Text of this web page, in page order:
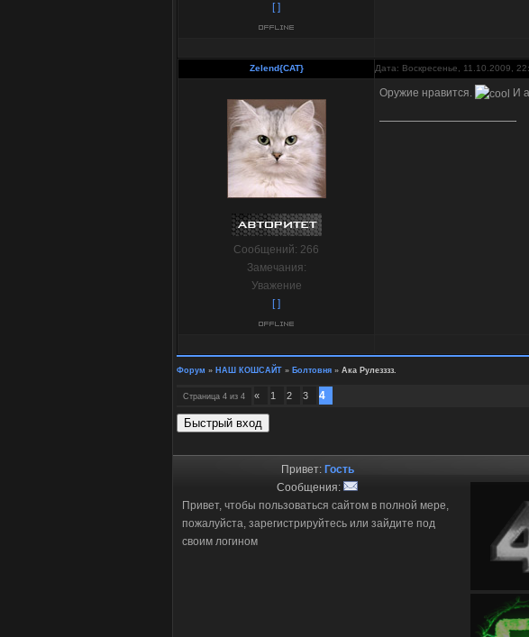
[ ]
Zelend{CAT} Дата: Воскресенье, 11.10.2009,
Сообщений: 266
Замечания:
Уважение
[ ]
Оружие нравится. И
Форум » НАШ КОШСАЙТ » Болтовня » Ака Рулезззз.
Страница 4 из 4 « 1 2 3
4
Привет: Гость
Сообщения:
Привет, чтобы пользоваться сайтом в полной мере,
пожалуйста, зарегистрируйтесь или зайдите под
своим логином